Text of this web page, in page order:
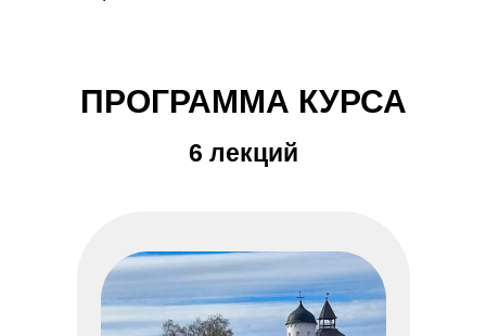
6 лекций
ПРОГРАММА КУРСА